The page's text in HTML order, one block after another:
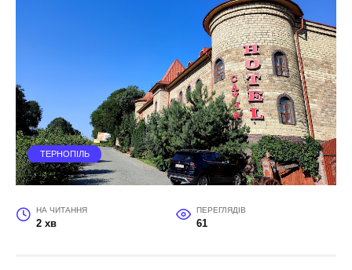
ТЕРНОПІЛЬ
НА ЧИТАННЯ
2 хв
ПЕРЕГЛЯДІВ
61